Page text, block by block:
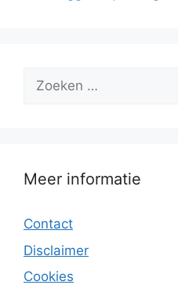
Zoek
Meer informatie
Contact
Disclaimer
Cookies